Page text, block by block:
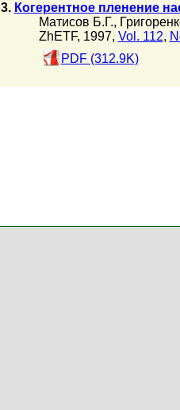
3. Когерентное пленение
Матисов Б.Г.,
ZhETF, 1997, Vol. 112,
PDF (312.9K)